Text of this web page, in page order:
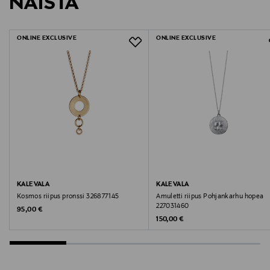
kaiverruksen. Taustapuoli keskeltä aavistuksen
Kaulaketjun pituus
Halkaisija
20mm
1578543
LUE TARKEMMAT PALAUTUSOHJEET
ONLINE EXCLUSIVE
KALEVALA
Kosmos riipus pronssi 326877145
Original Price
95,00 €
ONLINE EXCLUSIVE
KALEVALA
Amuletti riipus Pohjankarhu hopea
227031460
Original Price
150,00 €